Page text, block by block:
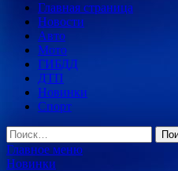
Главная страница
Новости
Авто
Мото
ГИБДД
ДТП
Новинки
Спорт
Найти:
Главное меню
Новинки